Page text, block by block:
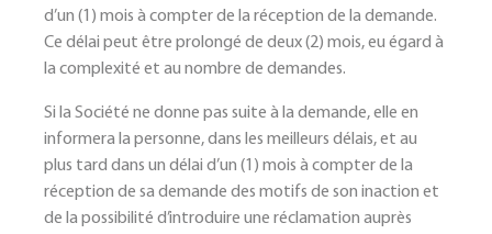
d’un (1) mois à compter de la réception de la demande.
Ce délai peut être prolongé de deux (2) mois, eu égard à
la complexité et au nombre de demandes.
Si la Société ne donne pas suite à la demande, elle en
informera la personne, dans les meilleurs délais, et au
plus tard dans un délai d’un (1) mois à compter de la
réception de sa demande des motifs de son inaction et
de la possibilité d’introduire une réclamation auprès